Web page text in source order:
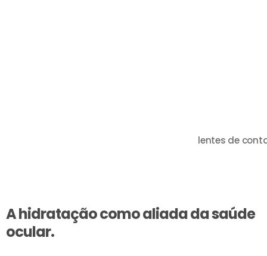
lentes de
A hidratação como aliada da saúde
ocular.